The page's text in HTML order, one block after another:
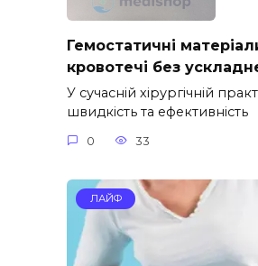
Гемостатичні
кровотечі без
У сучасній хірургічній
швидкість та ефективність
0 33
ЛАЙФ